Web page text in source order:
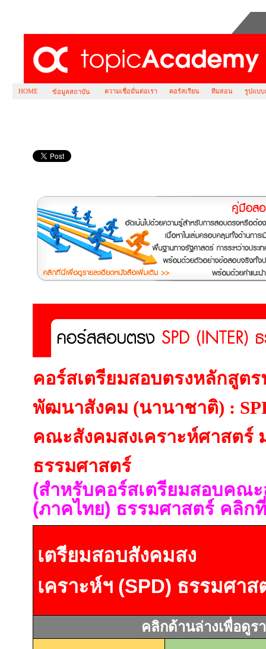
HOME ข้อมูลสถาบัน ความเชื่อมั่นต่อเรา คอร์สเรียน ทีมสอน รูปแบบ
คอร์สเตรียมสอบตรงหลักสูต
พัฒนาสังคม (นานาชาติ) :
คณะสังคมสงเคราะห์ศาสตร์
ธรรมศาสตร์
(สำหรับคอร์สเตรียมสอบคณะ
(ภาคไทย) ธรรมศาสตร์ คลิก
เตรียมสอบสังคมสง
เคราะห์ฯ (SPD) ธรรมศาส
คลิกด้านล่างเพื่อดูร